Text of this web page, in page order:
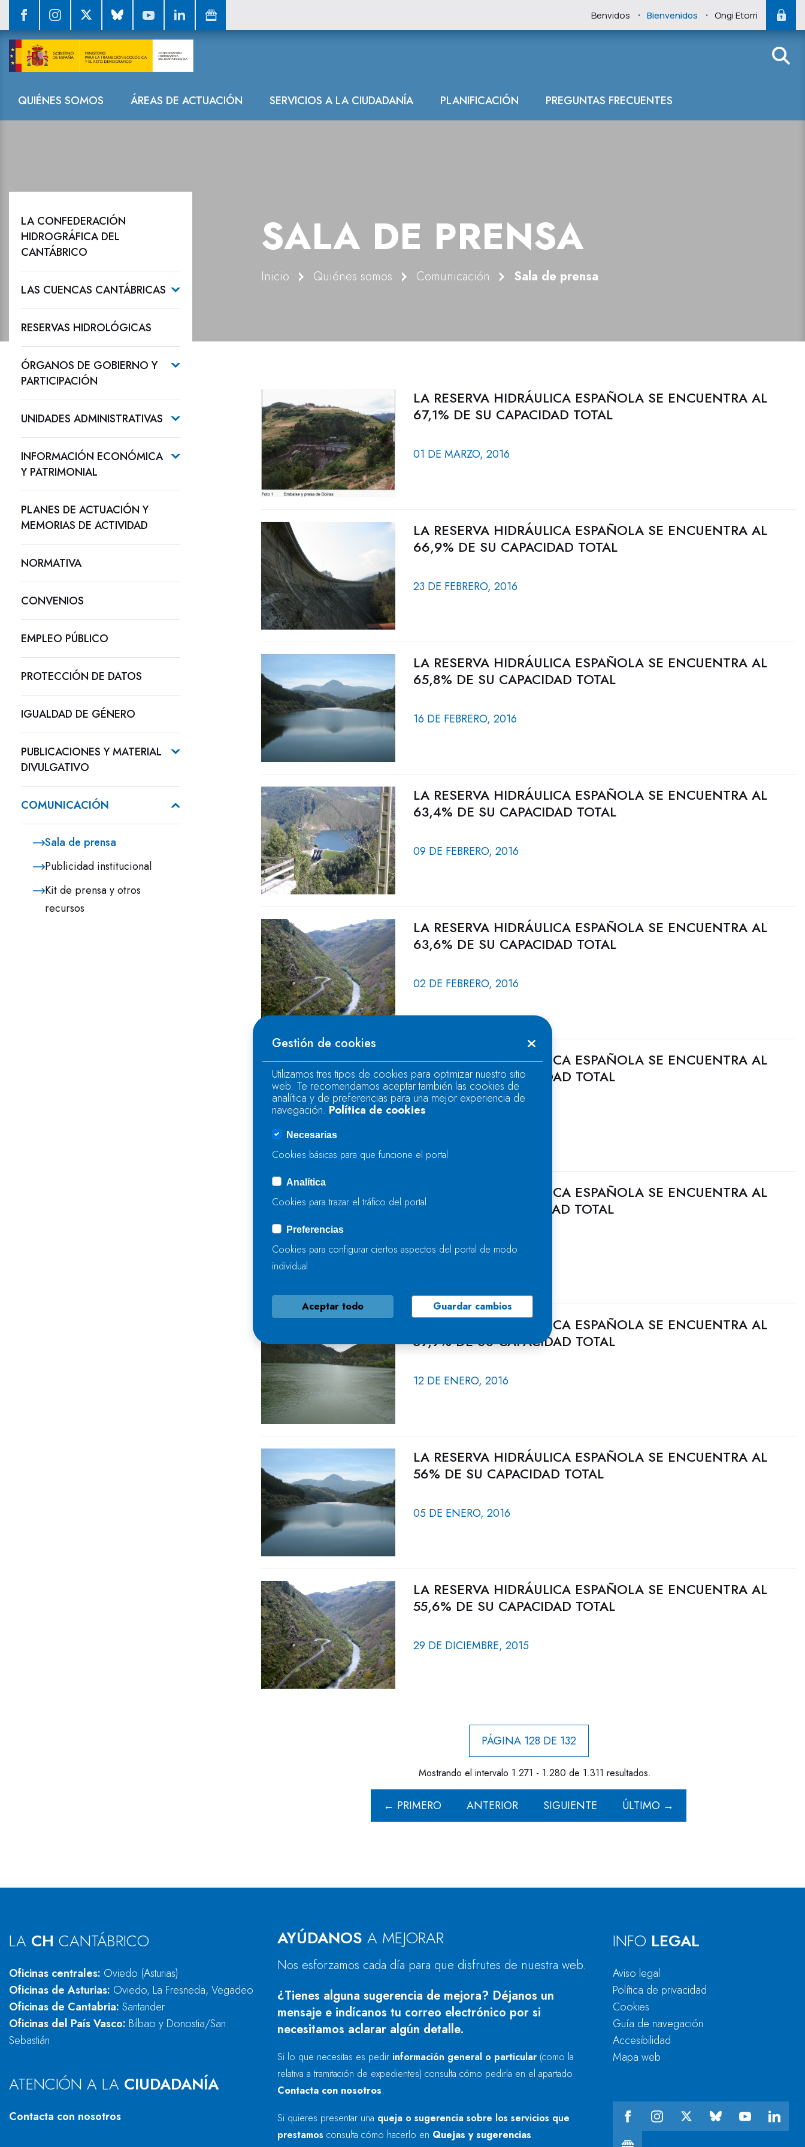
Benvidos . Bienvenidos . Ongi Etorri
Navegación
QUIÉNES SOMOS ÁREAS DE ACTUACIÓN SERVICIOS A LA CIUDADANÍA PLANIFICACIÓN PREGUNTAS FRECUENTES
Sala de prensa
SALA DE PRENSA
Inicio Quiénes somos Comunicación Sala de prensa
LA CONFEDERACIÓN
HIDROGRÁFICA DEL
CANTÁBRICO
LAS CUENCAS CANTÁBRICAS
RESERVAS HIDROLÓGICAS
ÓRGANOS DE GOBIERNO Y
PARTICIPACIÓN
UNIDADES ADMINISTRATIVAS
INFORMACIÓN ECONÓMICA
Y PATRIMONIAL
PLANES DE ACTUACIÓN Y
MEMORIAS DE ACTIVIDAD
NORMATIVA
CONVENIOS
EMPLEO PÚBLICO
PROTECCIÓN DE DATOS
IGUALDAD DE GÉNERO
PUBLICACIONES Y MATERIAL
DIVULGATIVO
COMUNICACIÓN
Sala de prensa
Publicidad institucional
Kit de prensa y otros
recursos
LA RESERVA HIDRÁULICA ESPAÑOLA SE ENCUENTRA AL
67,1% DE SU CAPACIDAD TOTAL
01 DE MARZO, 2016
LA RESERVA HIDRÁULICA ESPAÑOLA SE ENCUENTRA AL
66,9% DE SU CAPACIDAD TOTAL
23 DE FEBRERO, 2016
LA RESERVA HIDRÁULICA ESPAÑOLA SE ENCUENTRA AL
65,8% DE SU CAPACIDAD TOTAL
16 DE FEBRERO, 2016
LA RESERVA HIDRÁULICA ESPAÑOLA SE ENCUENTRA AL
63,4% DE SU CAPACIDAD TOTAL
09 DE FEBRERO, 2016
LA RESERVA HIDRÁULICA ESPAÑOLA SE ENCUENTRA AL
63,6% DE SU CAPACIDAD TOTAL
02 DE FEBRERO, 2016
LA RESERVA HIDRÁULICA ESPAÑOLA SE ENCUENTRA AL
63,5% DE SU CAPACIDAD TOTAL
26 DE ENERO, 2016
LA RESERVA HIDRÁULICA ESPAÑOLA SE ENCUENTRA AL
63,1% DE SU CAPACIDAD TOTAL
19 DE ENERO, 2016
LA RESERVA HIDRÁULICA ESPAÑOLA SE ENCUENTRA AL
59,9% DE SU CAPACIDAD TOTAL
12 DE ENERO, 2016
LA RESERVA HIDRÁULICA ESPAÑOLA SE ENCUENTRA AL
56% DE SU CAPACIDAD TOTAL
05 DE ENERO, 2016
LA RESERVA HIDRÁULICA ESPAÑOLA SE ENCUENTRA AL
55,6% DE SU CAPACIDAD TOTAL
29 DE DICIEMBRE, 2015
PÁGINA 128 DE 132
Mostrando el intervalo 1.271 - 1.280 de 1.311 resultados.
← PRIMERO ANTERIOR SIGUIENTE ÚLTIMO →
LA CH CANTÁBRICO
Oficinas centrales: Oviedo (Asturias)
Oficinas de Asturias: Oviedo, La Fresneda, Vegadeo
Oficinas de Cantabria: Santander
Oficinas del País Vasco: Bilbao y Donostia/San
Sebastián
ATENCIÓN A LA CIUDADANÍA
Contacta con nosotros
AYÚDANOS A MEJORAR
Nos esforzamos cada día para que disfrutes de nuestra web.
¿Tienes alguna sugerencia de mejora? Déjanos un
mensaje e indícanos tu correo electrónico por si
necesitamos aclarar algún detalle.
Si lo que necesitas es pedir información general o particular (como la
relativa a tramitación de expedientes) consulta cómo pedirla en el apartado
Contacta con nosotros.
Si quieres presentar una queja o sugerencia sobre los servicios que
prestamos consulta cómo hacerlo en Quejas y sugerencias.
INFO LEGAL
Aviso legal
Política de privacidad
Cookies
Guía de navegación
Accesibilidad
Mapa web
Gestión de cookies
Utilizamos tres tipos de cookies para optimizar nuestro sitio
web. Te recomendamos aceptar también las cookies de
analítica y de preferencias para una mejor experiencia de
navegación. Política de cookies
Necesarias
Cookies básicas para que funcione el portal
Analítica
Cookies para trazar el tráfico del portal
Preferencias
Cookies para configurar ciertos aspectos del portal de modo
individual
Aceptar todo Guardar cambios